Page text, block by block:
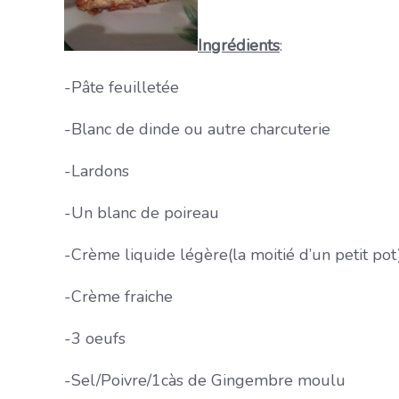
Ingrédients:
-Pâte feuilletée
-Blanc de dinde ou autre charcuterie
-Lardons
-Un blanc de poireau
-Crème liquide légère(la moitié d’un petit
-Crème fraiche
-3 oeufs
-Sel/Poivre/1càs de Gingembre moulu